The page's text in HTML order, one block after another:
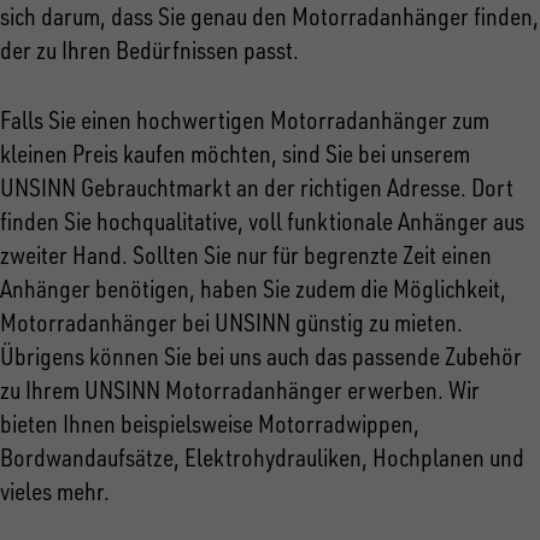
sich darum, dass Sie genau den Motorradanhänger finden,
der zu Ihren Bedürfnissen passt.
Falls Sie einen hochwertigen Motorradanhänger zum
kleinen Preis kaufen möchten, sind Sie bei unserem
UNSINN Gebrauchtmarkt an der richtigen Adresse. Dort
finden Sie hochqualitative, voll funktionale Anhänger aus
zweiter Hand. Sollten Sie nur für begrenzte Zeit einen
Anhänger benötigen, haben Sie zudem die Möglichkeit,
Motorradanhänger bei UNSINN günstig zu mieten.
Übrigens können Sie bei uns auch das passende Zubehör
zu Ihrem UNSINN Motorradanhänger erwerben. Wir
bieten Ihnen beispielsweise Motorradwippen,
Bordwandaufsätze, Elektrohydrauliken, Hochplanen und
vieles mehr.